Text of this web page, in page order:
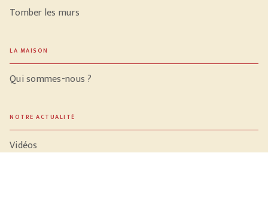
Tomber les murs
LA MAISON
Qui sommes-nous ?
NOTRE ACTUALITÉ
Vidéos